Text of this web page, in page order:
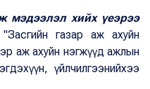
мэдээлэл хийх үеэрээ
газар аж ахуйн
аж ахуйн нэгжүүд ажлын
үйлчилгээнийхээ